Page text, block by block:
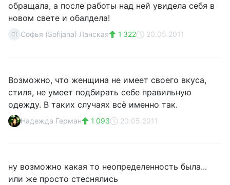
обращала, а после работы над ней увидела себя в
новом свете и обалдела!
С( Софья (Sofijana) Ланская 1 322 20.05.2011
Возможно, что женщина не имеет своего вкуса,
стиля, не умеет подбирать себе правильную
одежду. В таких случаях всё именно так.
Надежда Герман 1 093 20.05.2011
ну возможно какая то неопределенность была...
или же просто стеснялись